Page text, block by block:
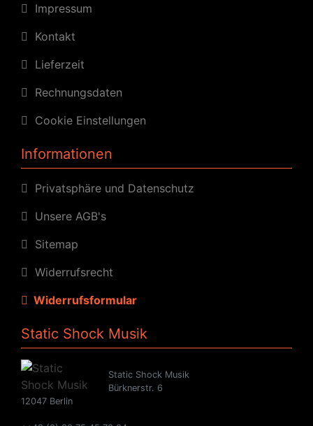
Impressum
Kontakt
Lieferzeit
Rechnungsdaten
Cookie Einstellungen
Informationen
Privatsphäre und Datenschutz
Unsere AGB's
Sitemap
Widerrufsrecht
Widerrufsformular
Static Shock Musik
Static Shock Musik
Bürknerstr. 6
12047 Berlin